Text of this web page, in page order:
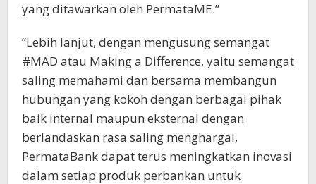
yang ditawarkan oleh PermataME.”
“Lebih lanjut, dengan mengusung semangat
#MAD atau Making a Difference, yaitu semangat
saling memahami dan bersama membangun
hubungan yang kokoh dengan berbagai pihak
baik internal maupun eksternal dengan
berlandaskan rasa saling menghargai,
PermataBank dapat terus meningkatkan inovasi
dalam setiap produk perbankan untuk